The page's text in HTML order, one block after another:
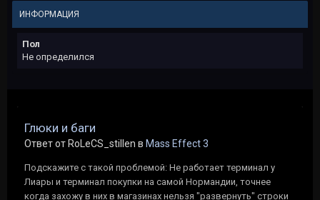
ИНФОРМАЦИЯ
Пол
Не определился
Глюки и баги
Ответ от RoLeCS_stillen в Mass Effect 3
Подскажите с такой проблемой: Не работает терминал у
Лиары и терминал покупки на самой Нормандии, точнее
когда захожу в них в магазинах нельзя "развернуть" строки